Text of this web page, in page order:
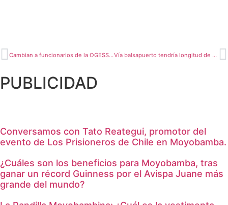
Cambian a funcionarios de la OGESS Alto Mayo Involucrados en presuntos hechos irregulares Vía balsapuerto tendría longitud de 60 kilómetros
PUBLICIDAD
Conversamos con Tato Reategui, promotor del
evento de Los Prisioneros de Chile en Moyobamba.
¿Cuáles son los beneficios para Moyobamba, tras
ganar un récord Guinness por el Avispa Juane más
grande del mundo?